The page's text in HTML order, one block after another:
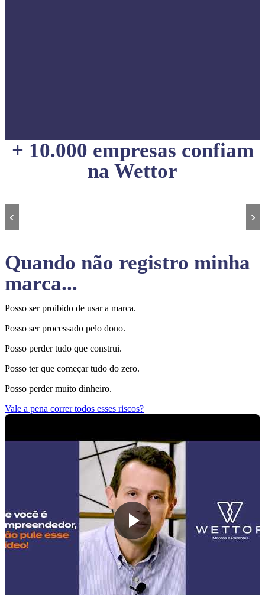
+ 10.000 empresas confiam
na Wettor
‹ ›
Quando não registro minha
marca...
Posso ser proibido de usar a marca.
Posso ser processado pelo dono.
Posso perder tudo que construi.
Posso ter que começar tudo do zero.
Posso perder muito dinheiro.
Vale a pena correr todos esses riscos?